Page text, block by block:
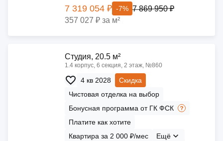
7 319 054 ₽ -7% 7 869 950 ₽
357 027 ₽ за м²
Cтудия, 20.5 м²
1.4 корпус, 6 секция, 2 этаж, №860
4 кв 2028
Скидка
Чистовая отделка на выбор
Бонусная программа от ГК ФСК
Платите как хотите
Квартира за 2 000 ₽/мес
Ещё